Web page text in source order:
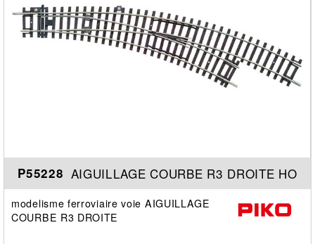
P55228 AIGUILLAGE COURBE R3 DROITE HO
modelisme ferroviaire voie AIGUILLAGE
COURBE R3 DROITE